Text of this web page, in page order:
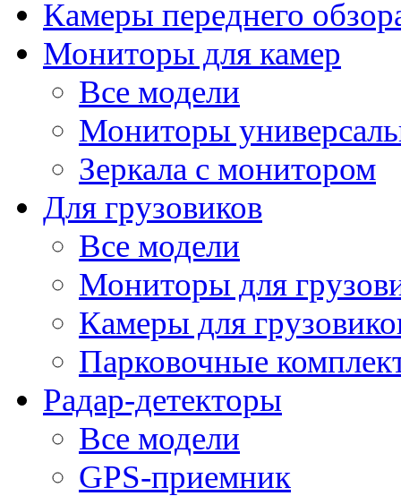
Камеры переднего
Мониторы для камер
Все модели
Мониторы
Зеркала с монитором
Для грузовиков
Все модели
Мониторы для
Камеры для
Парковочные
Радар-детекторы
Все модели
GPS-приемник